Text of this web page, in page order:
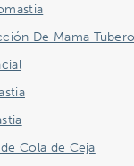
De Mama
Cola de Ceja